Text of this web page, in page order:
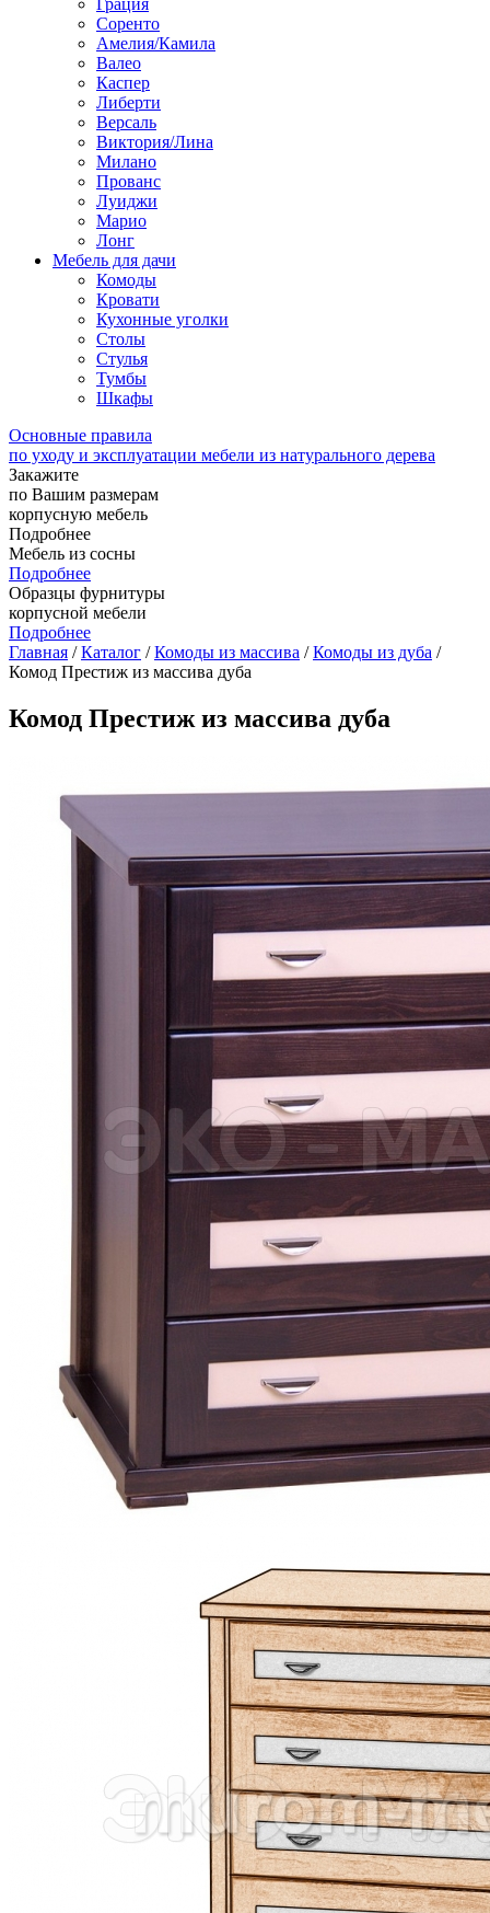
Грация
Соренто
Амелия/Камила
Валео
Каспер
Либерти
Версаль
Виктория/Лина
Милано
Прованс
Луиджи
Марио
Лонг
Мебель для дачи
Комоды
Кровати
Кухонные уголки
Столы
Стулья
Тумбы
Шкафы
Основные правила
по уходу и эксплуатации мебели из натурального дерева
Закажите
по Вашим размерам
корпусную мебель
Подробнее
Мебель из сосны
Подробнее
Образцы фурнитуры
корпусной мебели
Подробнее
Главная /Каталог /Комоды из массива /Комоды из дуба /
Комод Престиж из массива дуба
Комод Престиж из массива дуба